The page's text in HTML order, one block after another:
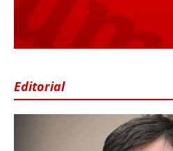
Editorial